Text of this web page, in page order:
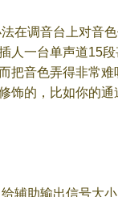
在调音台上对音
人一台单声道15段
把音色弄得非常
饰的，比如你的
辅助输出信号大